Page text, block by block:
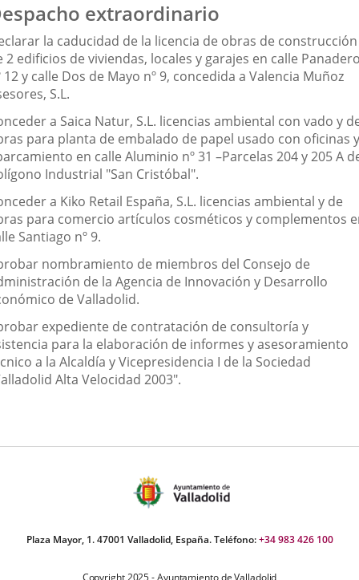
extraordinario
la caducidad de la licencia de obras de construcción
2 edificios de viviendas, locales y garajes en calle
12 y calle Dos de Mayo nº 9, concedida a Valencia Muñoz
S.L.
a Saica Natur, S.L. licencias ambiental con vado y
para planta de embalado de papel usado con oficinas y
en calle Aluminio nº 31 –Parcelas 204 y 205 A
Industrial "San Cristóbal".
a Kiko Retail España, S.L. licencias ambiental y de
para comercio artículos cosméticos y complementos
Santiago nº 9.
nombramiento de miembros del Consejo de
de la Agencia de Innovación y Desarrollo
de Valladolid.
expediente de contratación de consultoría y
para la elaboración de informes y asesoramiento
a la Alcaldía y Vicepresidencia I de la Sociedad
Alta Velocidad 2003".
Plaza Mayor, 1. 47001 Valladolid, España. Teléfono:+34 983 426 100
Copyright 2025 - Ayuntamiento de Valladolid